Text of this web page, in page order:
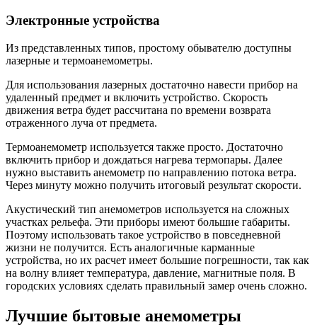
Электронные устройства
Из представленных типов, простому обывателю доступны
лазерные и термоанемометры.
Для использования лазерных достаточно навести прибор на
удаленный предмет и включить устройство. Скорость
движения ветра будет рассчитана по времени возврата
отраженного луча от предмета.
Термоанемометр используется также просто. Достаточно
включить прибор и дождаться нагрева термопары. Далее
нужно выставить анемометр по направлению потока ветра.
Через минуту можно получить итоговый результат скорости.
Акустический тип анемометров используется на сложных
участках рельефа. Эти приборы имеют большие габариты.
Поэтому использовать такое устройство в повседневной
жизни не получится. Есть аналогичные карманные
устройства, но их расчет имеет большие погрешности, так как
на волну влияет температура, давление, магнитные поля. В
городских условиях сделать правильный замер очень сложно.
Лучшие бытовые анемометры